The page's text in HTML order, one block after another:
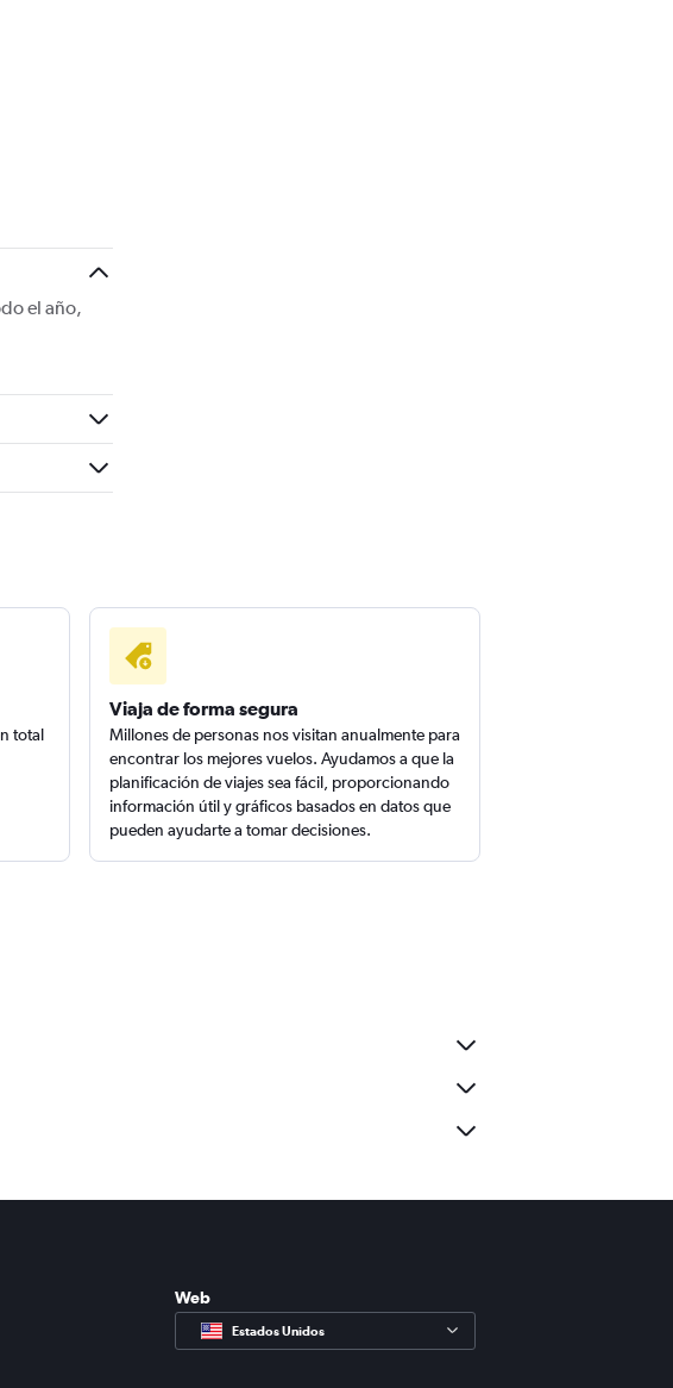
el año,
total
Viaja de forma segura
Millones de personas nos visitan anualmente para
encontrar los mejores vuelos. Ayudamos a que la
planificación de viajes sea fácil, proporcionando
información útil y gráficos basados en datos que
pueden ayudarte a tomar decisiones.
Web
Estados Unidos